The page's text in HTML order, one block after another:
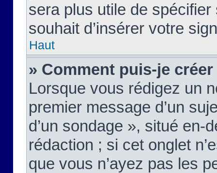
sera plus utile de
souhait d’insérer votre
Haut
» Comment puis-je
Lorsque vous rédigez un
premier message d’un
d’un sondage », situé en-
rédaction ; si cet onglet
que vous n’ayez pas les